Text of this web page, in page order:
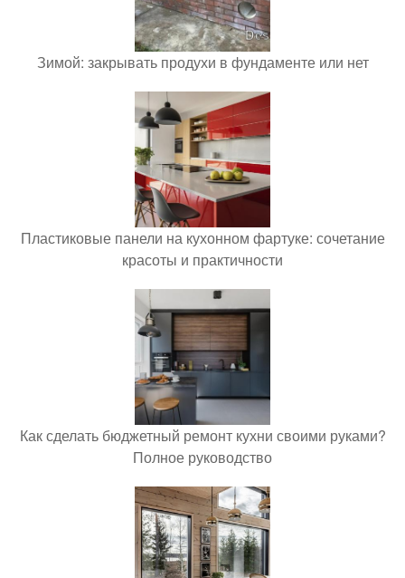
Зимой: закрывать продухи в фундаменте или нет
Пластиковые панели на кухонном фартуке: сочетание
красоты и практичности
Как сделать бюджетный ремонт кухни своими руками?
Полное руководство